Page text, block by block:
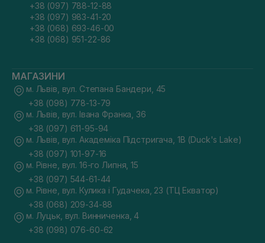
+38 (097) 788-12-88
+38 (097) 983-41-20
+38 (068) 693-46-00
+38 (068) 951-22-86
МАГАЗИНИ
м. Львів, вул. Степана Бандери, 45
+38 (098) 778-13-79
м. Львів, вул. Івана Франка, 36
+38 (097) 611-95-94
м. Львів, вул. Академіка Підстригача, 1В (Duck's Lake)
+38 (097) 101-97-16
м. Рівне, вул. 16-го Липня, 15
+38 (097) 544-61-44
м. Рівне, вул. Кулика і Гудачека, 23 (ТЦ Екватор)
+38 (068) 209-34-88
м. Луцьк, вул. Винниченка, 4
+38 (098) 076-60-62